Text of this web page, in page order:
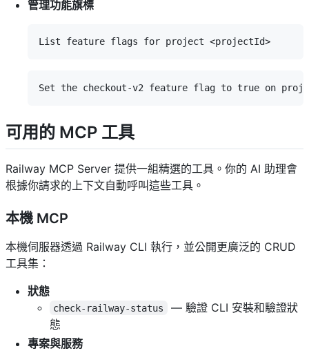
管理功能旗標
可用的 MCP 工具
Railway MCP Server 提供一組精選的工具。你的 AI 助理會
根據你請求的上下文自動呼叫這些工具。
本機 MCP
本機伺服器透過 Railway CLI 執行，並公開更廣泛的 CRUD
工具集：
狀態
check-railway-status
— 驗證 CLI 安裝和驗證狀
態
專案與服務